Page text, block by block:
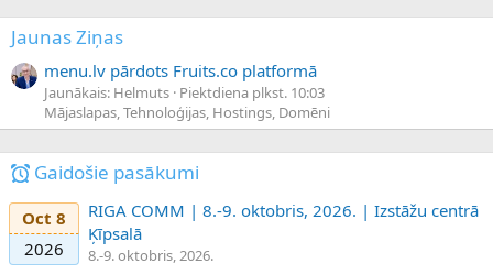
Jaunas Ziņas
menu.lv pārdots Fruits.co platformā
Jaunākais: Helmuts Piektdiena plkst. 10:03
Mājaslapas, Tehnoloģijas, Hostings, Domēni
Gaidošie pasākumi
Oct 8
2026
RIGA COMM | 8.-9. oktobris, 2026. | Izstāžu centrā
Ķīpsalā
8.-9. oktobris, 2026.